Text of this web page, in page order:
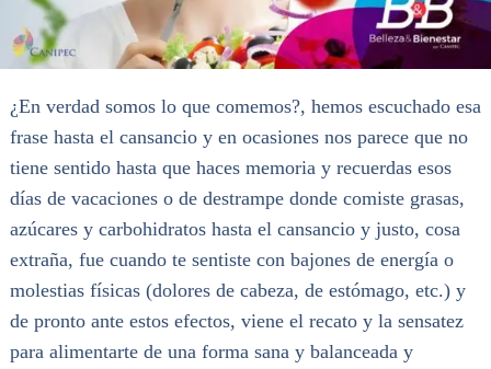
¿En verdad somos lo que comemos?, hemos escuchado esa
frase hasta el cansancio y en ocasiones nos parece que no
tiene sentido hasta que haces memoria y recuerdas esos
días de vacaciones o de destrampe donde comiste grasas,
azúcares y carbohidratos hasta el cansancio y justo, cosa
extraña, fue cuando te sentiste con bajones de energía o
molestias físicas (dolores de cabeza, de estómago, etc.) y
de pronto ante estos efectos, viene el recato y la sensatez
para alimentarte de una forma sana y balanceada y